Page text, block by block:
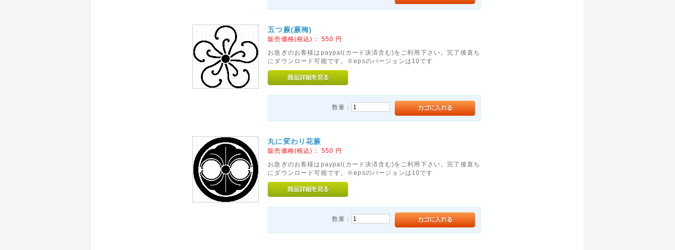
五つ蕨(蕨梅)
販売価格(税込)： 550 円
お急ぎのお客様はpaypal(カード決済含む)をご利用下さい。完了後直ち
にダウンロード可能です。※epsのバージョンは10です
数量：
丸に変わり花蕨
販売価格(税込)： 550 円
お急ぎのお客様はpaypal(カード決済含む)をご利用下さい。完了後直ち
にダウンロード可能です。※epsのバージョンは10です
数量：